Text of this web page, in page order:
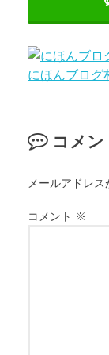
にほんブログ
コメ
メールアドレス
コメント ※